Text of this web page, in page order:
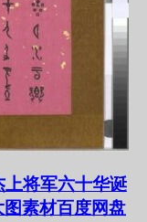
将军六十华诞
素材百度网盘